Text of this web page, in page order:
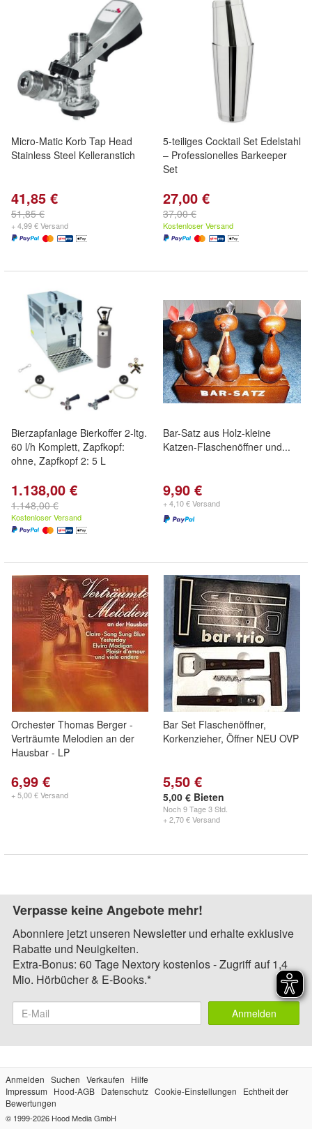
Micro-Matic Korb Tap Head
Stainless Steel Kelleranstich
41,85 €
51,85 €
+ 4,99 € Versand
5-teiliges Cocktail Set Edelstahl
– Professionelles Barkeeper
Set
27,00 €
37,00 €
Kostenloser Versand
Bierzapfanlage Bierkoffer 2-ltg.
60 l/h Komplett, Zapfkopf:
ohne, Zapfkopf 2: 5 L
1.138,00 €
1.148,00 €
Kostenloser Versand
Bar-Satz aus Holz-kleine
Katzen-Flaschenöffner und...
9,90 €
+ 4,10 € Versand
Orchester Thomas Berger -
Verträumte Melodien an der
Hausbar - LP
6,99 €
+ 5,00 € Versand
Bar Set Flaschenöffner,
Korkenzieher, Öffner NEU OVP
5,50 €
5,00 € Bieten
Noch9 Tage 3 Std.
+ 2,70 € Versand
Verpasse keine Angebote mehr!
Abonniere jetzt unseren Newsletter und erhalte exklusive
Rabatte und Neuigkeiten.
Extra-Bonus: 60 Tage Nextory kostenlos - Zugriff auf 1,4
Mio. Hörbücher & E-Books.*
Anmelden
Anmelden Suchen Verkaufen
Hilfe
Impressum
Hood-AGB Datenschutz Cookie-Einstellungen
Echtheit der
Bewertungen
© 1999-2026 Hood Media GmbH